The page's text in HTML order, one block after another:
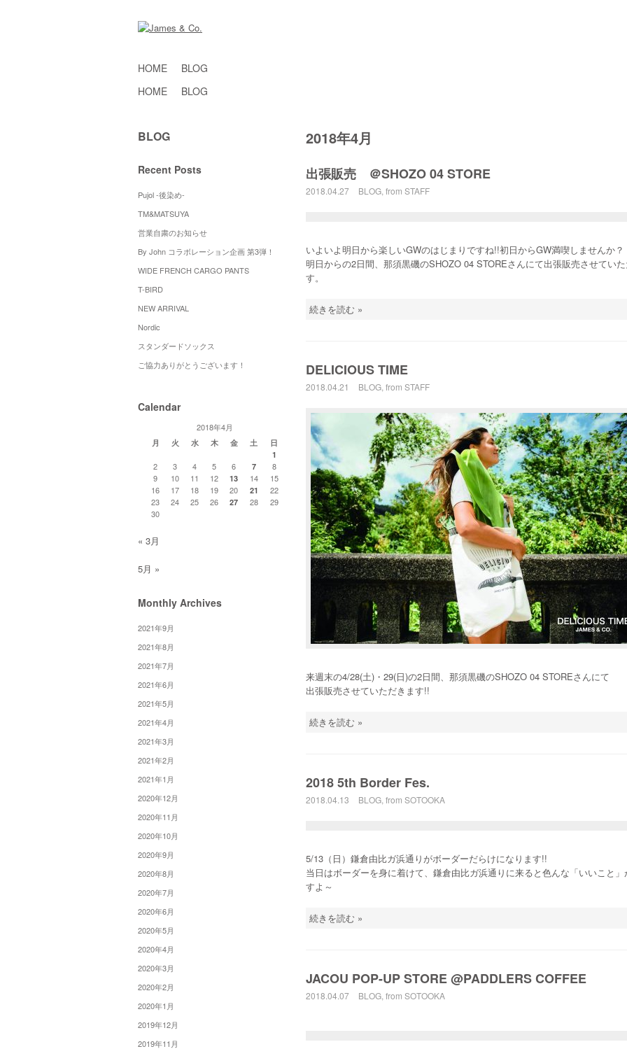
HOME
BLOG
HOME
BLOG
2018年4月
出張販売 ＠SHOZO 04 STORE
2018.04.27 BLOG from STAFF
いよいよ明日から楽しいGWのはじまりですね!!初日からGW満喫しませんか？
明日からの2日間、那須黒磯のSHOZO 04 STOREさんにて出張販売させてい
す。
続きを読む »
DELICIOUS TIME
2018.04.21 BLOG from STAFF
来週末の4/28(土)・29(日)の2日間、那須黒磯のSHOZO 04 STOREさんにて
出張販売させていただきます!!
続きを読む »
2018 5th Border Fes.
2018.04.13 BLOG from SOTOOKA
5/13（日）鎌倉由比ガ浜通りがボーダーだらけになります!!
当日はボーダーを身に着けて、鎌倉由比ガ浜通りに来ると色んな「いいこと
すよ～
続きを読む »
JACOU POP-UP STORE @PADDLERS COFFEE
2018.04.07 BLOG from SOTOOKA
BLOG
Recent Posts
Pujol -後染め-
TM&MATSUYA
営業自粛のお知らせ
By John コラボレーション企画 第3弾！
WIDE FRENCH CARGO PANTS
T-BIRD
NEW ARRIVAL
Nordic
スタンダードソックス
ご協力ありがとうございます！
Calendar
2018年4月
月 火 水 木 金 土
日
1
2 3 4 5 6 7
8
9
10 11 12 13 14
15
16
17 18 19 20 21
22
23
24 25 26 27 28
29
30
« 3月
5月 »
Monthly Archives
2021年9月
2021年8月
2021年7月
2021年6月
2021年5月
2021年4月
2021年3月
2021年2月
2021年1月
2020年12月
2020年11月
2020年10月
2020年9月
2020年8月
2020年7月
2020年6月
2020年5月
2020年4月
2020年3月
2020年2月
2020年1月
2019年12月
2019年11月